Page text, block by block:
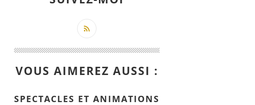
VOUS AIMEREZ AUSSI :
SPECTACLES ET ANIMATIONS